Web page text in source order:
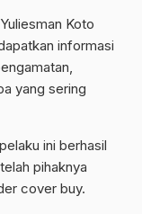
Koto
informasi
yang sering
ini berhasil
pihaknya
cover buy.